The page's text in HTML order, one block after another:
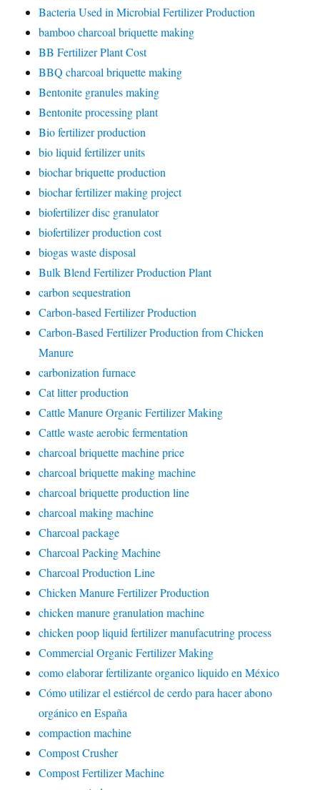
Bacteria Used in Microbial Fertilizer Production
bamboo charcoal briquette making
BB Fertilizer Plant Cost
BBQ charcoal briquette making
Bentonite granules making
Bentonite processing plant
Bio fertilizer production
bio liquid fertilizer units
biochar briquette production
biochar fertilizer making project
biofertilizer disc granulator
biofertilizer production cost
biogas waste disposal
Bulk Blend Fertilizer Production Plant
carbon sequestration
Carbon-based Fertilizer Production
Carbon-Based Fertilizer Production from Chicken
Manure
carbonization furnace
Cat litter production
Cattle Manure Organic Fertilizer Making
Cattle waste aerobic fermentation
charcoal briquette machine price
charcoal briquette making machine
charcoal briquette production line
charcoal making machine
Charcoal package
Charcoal Packing Machine
Charcoal Production Line
Chicken Manure Fertilizer Production
chicken manure granulation machine
chicken poop liquid fertilizer manufacutring process
Commercial Organic Fertilizer Making
como elaborar fertilizante organico liquido en México
Cómo utilizar el estiércol de cerdo para hacer abono
orgánico en España
compaction machine
Compost Crusher
Compost Fertilizer Machine